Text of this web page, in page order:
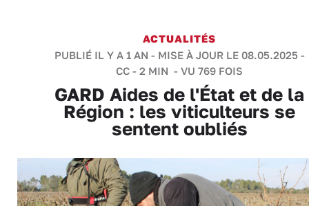
ACTUALITÉS
PUBLIÉ IL Y A 1 AN - MISE À JOUR LE 08.05.2025 -
CC - 2 MIN - VU 769 FOIS
GARD Aides de l'État et de la
Région : les viticulteurs se
sentent oubliés